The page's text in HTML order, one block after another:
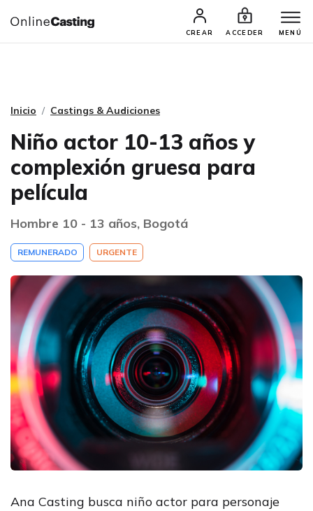
CREAR ACCEDER MENÚ
CASTINGS Y AUDICIONES TALENTOS
Inicio Castings & Audiciones
Niño actor 10-13 años y
complexión gruesa para
película
Hombre 10 - 13 años, Bogotá
REMUNERADO URGENTE
Ana Casting busca niño actor para personaje